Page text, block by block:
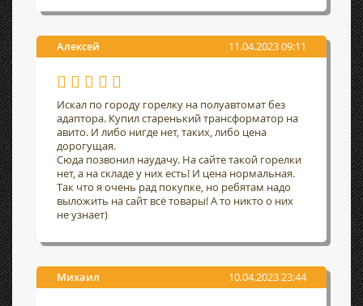
Алексей 11.04.2023 09:11
Искал по городу горелку на полуавтомат без
адаптора. Купил старенький трансформатор на
авито. И либо нигде нет, таких, либо цена
дорогущая.
Сюда позвонил наудачу. На сайте такой горелки
нет, а на складе у них есть! И цена нормальная.
Так что я очень рад покупке, но ребятам надо
выложить на сайт всё товары! А то никто о них
не узнает)
Михаил 10.04.2023 23:44